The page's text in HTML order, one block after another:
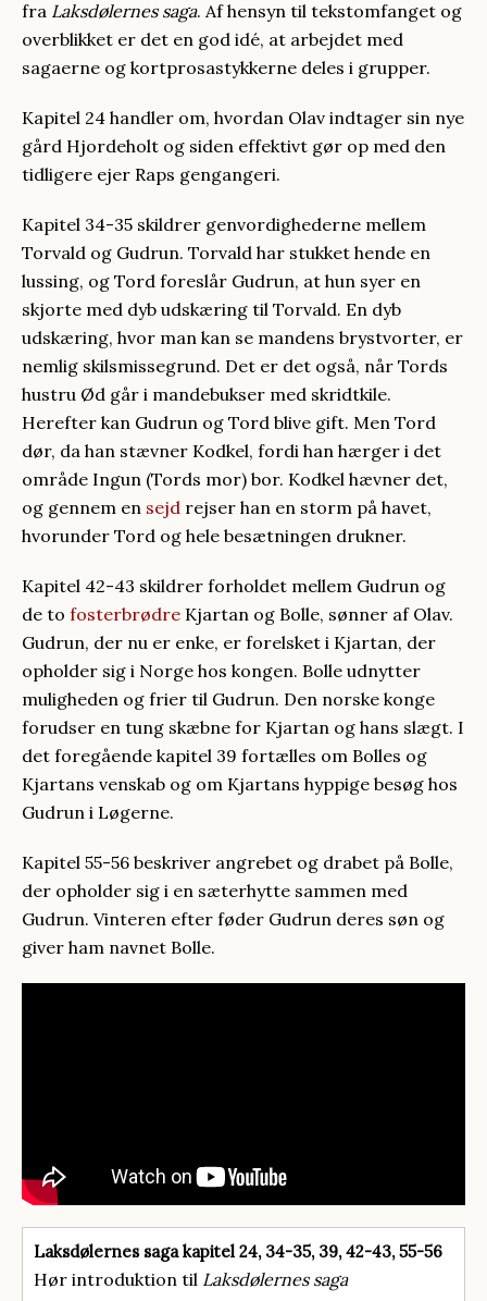
fra Laksdølernes saga. Af hensyn til tekstomfanget og
overblikket er det en god idé, at arbejdet med
sagaerne og kortprosastykkerne deles i grupper.
Kapitel 24 handler om, hvordan Olav indtager sin nye
gård Hjordeholt og siden effektivt gør op med den
tidligere ejer Raps gengangeri.
Kapitel 34-35 skildrer genvordighederne mellem
Torvald og Gudrun. Torvald har stukket hende en
lussing, og Tord foreslår Gudrun, at hun syer en
skjorte med dyb udskæring til Torvald. En dyb
udskæring, hvor man kan se mandens brystvorter, er
nemlig skilsmissegrund. Det er det også, når Tords
hustru Ød går i mandebukser med skridtkile.
Herefter kan Gudrun og Tord blive gift. Men Tord
dør, da han stævner Kodkel, fordi han hærger i det
område Ingun (Tords mor) bor. Kodkel hævner det,
og gennem en sejd rejser han en storm på havet,
hvorunder Tord og hele besætningen drukner.
Kapitel 42-43 skildrer forholdet mellem Gudrun og
de to fosterbrødre Kjartan og Bolle, sønner af Olav.
Gudrun, der nu er enke, er forelsket i Kjartan, der
opholder sig i Norge hos kongen. Bolle udnytter
muligheden og frier til Gudrun. Den norske konge
forudser en tung skæbne for Kjartan og hans slægt. I
det foregående kapitel 39 fortælles om Bolles og
Kjartans venskab og om Kjartans hyppige besøg hos
Gudrun i Løgerne.
Kapitel 55-56 beskriver angrebet og drabet på Bolle,
der opholder sig i en sæterhytte sammen med
Gudrun. Vinteren efter føder Gudrun deres søn og
giver ham navnet Bolle.
Laksdølernes saga kapitel 24, 34-35, 39, 42-43, 55-56
Hør introduktion til Laksdølernes saga